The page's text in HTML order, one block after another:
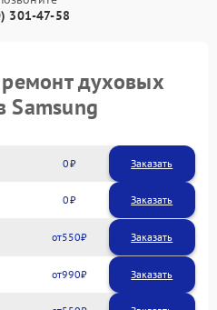
301-47-58
духовых
Samsung
0 Заказать
0 Заказать
550
990